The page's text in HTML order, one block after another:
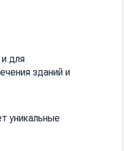
для
зданий и
уникальные